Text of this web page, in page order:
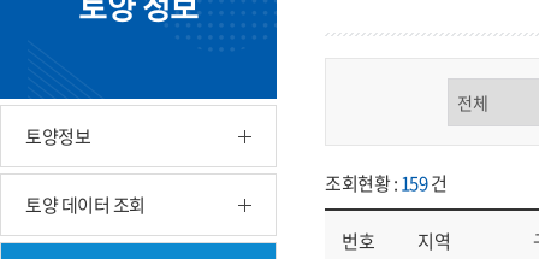
토양정보
토양 데이터 조회
조회현황 :159건
번호 지역